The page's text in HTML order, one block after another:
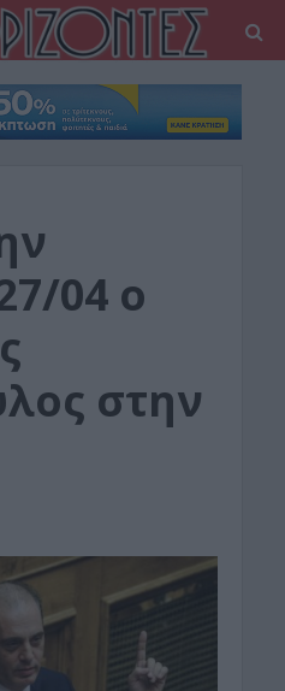
04 ο
στην